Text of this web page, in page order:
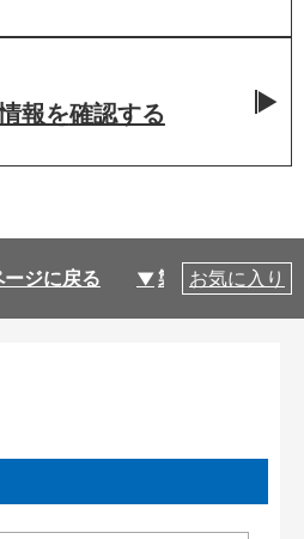
報を確認する
ジに戻る 製品仕様
お気に入り